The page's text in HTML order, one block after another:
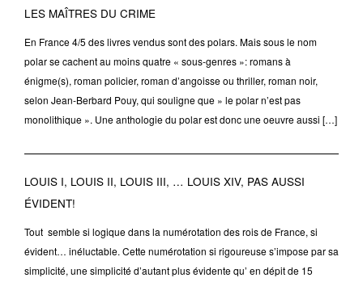
LES MAÎTRES DU CRIME
En France 4/5 des livres vendus sont des polars. Mais sous le nom
polar se cachent au moins quatre « sous-genres »: romans à
énigme(s), roman policier, roman d’angoisse ou thriller, roman noir,
selon Jean-Berbard Pouy, qui souligne que » le polar n’est pas
monolithique ». Une anthologie du polar est donc une oeuvre aussi […]
LOUIS I, LOUIS II, LOUIS III, … LOUIS XIV, PAS AUSSI
ÉVIDENT!
Tout semble si logique dans la numérotation des rois de France, si
évident… inéluctable. Cette numérotation si rigoureuse s’impose par sa
simplicité, une simplicité d’autant plus évidente qu’ en dépit de 15